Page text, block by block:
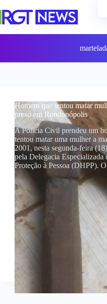
para
Homem que tentou matar
preso em Rondonópolis
A Polícia Civil prendeu um
tentou matar uma mulher a
2001, nesta segunda-feira
pela Delegacia
Proteção à Pessoa (DHPP).